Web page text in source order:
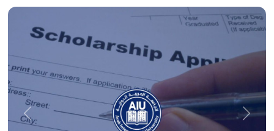
Previous
Next